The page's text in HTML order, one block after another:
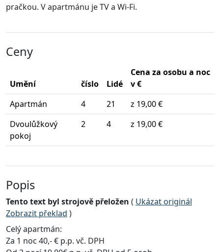
pračkou. V apartmánu je TV a Wi-Fi.
Ceny
Umění číslo Lidé
Cena za osobu a noc
v €
Apartmán
4 21
z 19,00 €
Dvoulůžkový
pokoj
2 4 z 19,00 €
Popis
Tento text byl strojově přeložen ( Ukázat originál
Zobrazit překlad )
Celý apartmán:
Za 1 noc 40,- € p.p. vč. DPH